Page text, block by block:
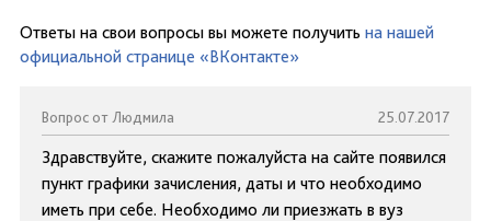
Ответы на свои вопросы вы можете получить на нашей
официальной странице «ВКонтакте»
Вопрос от Людмила 25.07.2017
Здравствуйте, скажите пожалуйста на сайте появился
пункт графики зачисления, даты и что необходимо
иметь при себе. Необходимо ли приезжать в вуз